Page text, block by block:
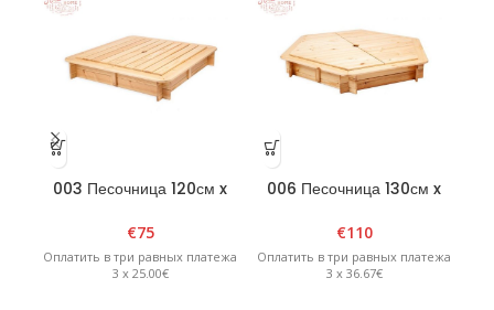
003 Песочница 120см x
четырехугольная со
съемной крышкой натурал
€75
Оплатить в три равных платежа
3 x 25.00€
006 Песочница 130см x
шестиугольная со съемной
крышкой — Натурал
€110
Оплатить в три равных платежа
3 x 36.67€